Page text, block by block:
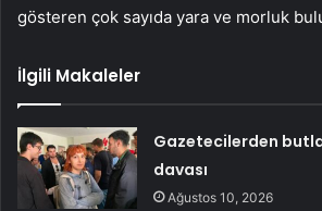
gösteren çok sayıda yara ve morluk
İlgili Makaleler
Gazetecilerden
davası
Ağustos 10, 2026